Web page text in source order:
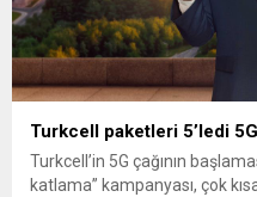
Turkcell paketleri 5’ledi
Turkcell’in 5G çağının
katlama” kampanyası, çok